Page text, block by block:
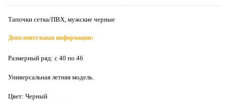
Тапочки сетка/ПВХ, мужские черные
Дополнительная информация:
Размерный ряд: с 40 по 46
Универсальная летняя модель.
Цвет: Черный